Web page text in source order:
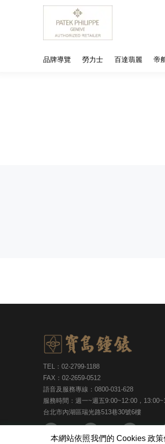
品牌導覽 勞力士 百達翡麗 帝
TEL：02-2799-1188
FAX：02-2659-0512
語音及服務專線：0800-031-628
服務時間：週一~週五9:00~12:00，
台北市內湖區瑞光路513巷30號6樓
本網站依照我們的 Cookies 政